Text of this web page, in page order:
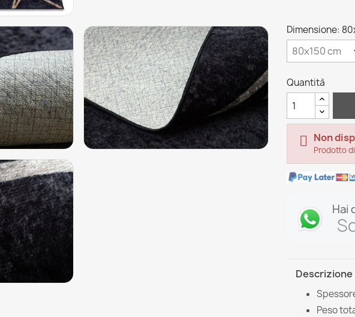
Dimensione:
Quantità
 Non
Prodotto
Hai
Descrizione
Peso